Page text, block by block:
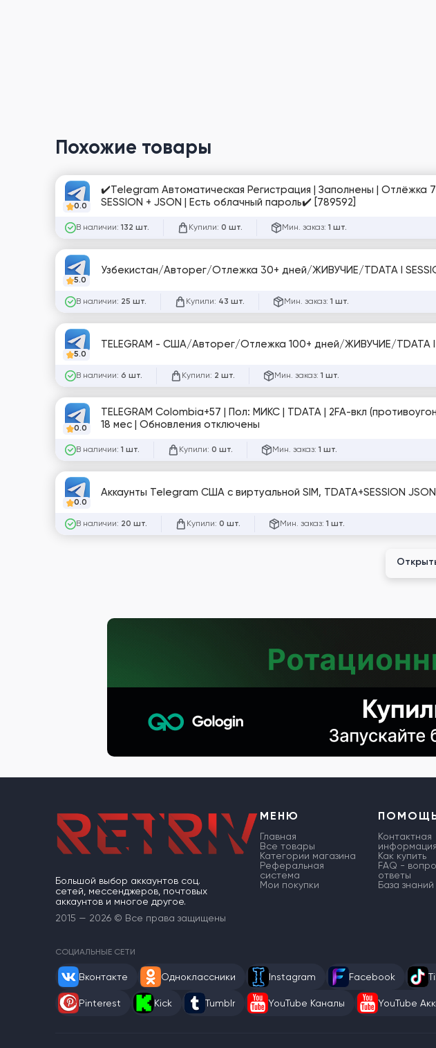
Похожие товары
0.0
✔️Telegram Автоматическая Регистрация | Заполнены | Отлёжка
SESSION + JSON | Есть облачный пароль✔️ [789592]
В наличии: 132 шт. Купили: 0 шт. Мин. заказ: 1 шт.
5.0
Узбекистан/Авторег/Отлежка 30+ дней/ЖИВУЧИЕ/TDATA I
В наличии: 25 шт. Купили: 43 шт. Мин. заказ: 1 шт.
5.0
TELEGRAM - США/Авторег/Отлежка 100+ дней/ЖИВУЧИЕ/TDATA I
В наличии: 6 шт. Купили: 2 шт. Мин. заказ: 1 шт.
0.0
TELEGRAM Colombia+57 | Пол: МИКС | TDATA | 2FA-вкл
18 мес | Обновления отключены
В наличии: 1 шт. Купили: 0 шт. Мин. заказ: 1 шт.
0.0
Аккаунты Telegram США с виртуальной SIM, TDATA+SESSION
В наличии: 20 шт. Купили: 0 шт. Мин. заказ: 1 шт.
Большой выбор аккаунтов соц.
сетей, мессенджеров, почтовых
аккаунтов и многое другое.
2015 — 2026 © Все права защищены
МЕНЮ
Главная
Все товары
Категории магазина
Реферальная
система
Мои покупки
Контактная
информация
Как купить
FAQ -
ответы
База знаний
СОЦИАЛЬНЫЕ СЕТИ
Вконтакте Одноклассники Instagram Facebook
Pinterest Kick Tumblr YouTube Каналы YouTube